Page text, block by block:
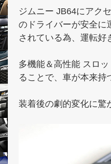
ジムニー JB64にアク
のドライバーが安全に
されている為、運転好
多機能＆高性能 スロ
ることで、車が本来持
装着後の劇的変化に驚